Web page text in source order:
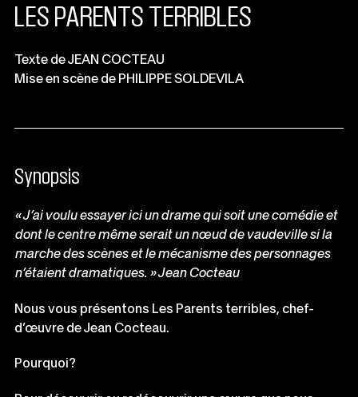
LES PARENTS TERRIBLES
Informations
importantes
Texte de JEAN COCTEAU
Mise en scène de PHILIPPE SOLDEVILA
Synopsis
« J’ai voulu essayerici un drame qui soit une comédie et
dont le centre même serait unnœud de vaudeville si la
marche des scènes et le mécanisme des personnages
n’étaientdramatiques. » Jean Cocteau
Nous vous présentons Les Parents terribles, chef-
d’œuvre de Jean Cocteau.
Pourquoi?